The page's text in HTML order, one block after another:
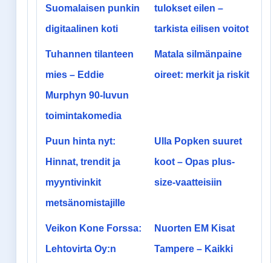
Suomalaisen punkin
digitaalinen koti
tulokset eilen –
tarkista eilisen voitot
Tuhannen tilanteen
mies – Eddie
Murphyn 90-luvun
toimintakomedia
Matala silmänpaine
oireet: merkit ja riskit
Puun hinta nyt:
Hinnat, trendit ja
myyntivinkit
metsänomistajille
Ulla Popken suuret
koot – Opas plus-
size-vaatteisiin
Veikon Kone Forssa:
Lehtovirta Oy:n
Nuorten EM Kisat
Tampere – Kaikki